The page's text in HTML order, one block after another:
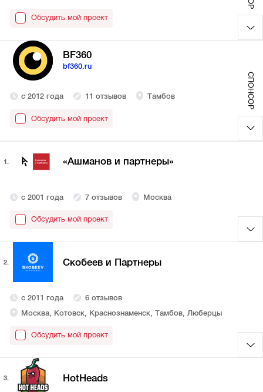
Обсудить мой проект
BF360
bf360.ru
с 2012 года 11 отзывов Тамбов
Обсудить мой проект
СПОНСОР
1. «Ашманов и партнеры»
с 2001 года 7 отзывов Москва
Обсудить мой проект
2. Скобеев и Партнеры
с 2011 года
6 отзывов
Москва, Котовск, Краснознаменск, Тамбов, Люберцы
Обсудить мой проект
3. HotHeads